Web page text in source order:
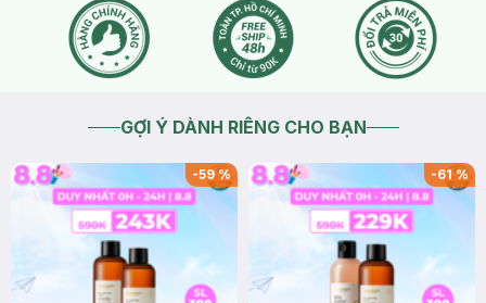
GỢI Ý DÀNH RIÊNG CHO BẠN
-59% -61%